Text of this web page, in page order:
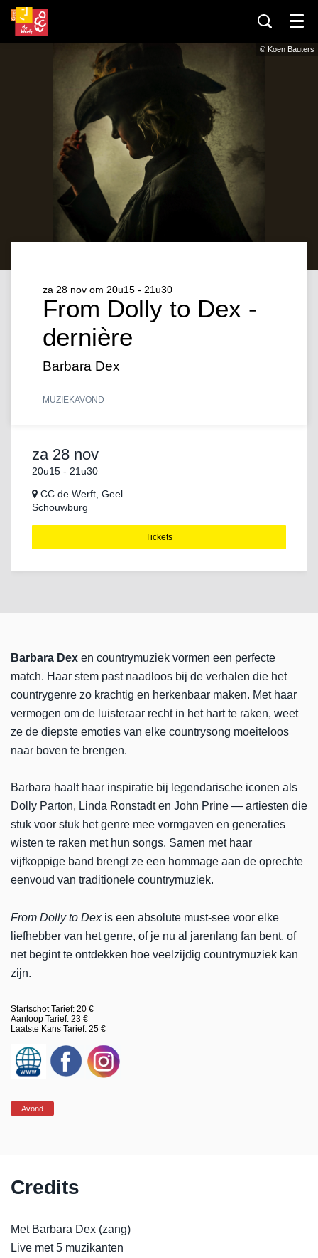
Menu
© Koen Bauters
From Dolly to Dex -
dernière
Barbara Dex
za 28 nov om 20u15 - 21u30
MUZIEKAVOND
za 28 nov
20u15 - 21u30
CC de Werft, Geel
Schouwburg
Tickets
Barbara Dex en countrymuziek vormen een perfecte
match. Haar stem past naadloos bij de verhalen die het
countrygenre zo krachtig en herkenbaar maken. Met haar
vermogen om de luisteraar recht in het hart te raken, weet
ze de diepste emoties van elke countrysong moeiteloos
naar boven te brengen.
Barbara haalt haar inspiratie bij legendarische iconen als
Dolly Parton, Linda Ronstadt en John Prine — artiesten die
stuk voor stuk het genre mee vormgaven en generaties
wisten te raken met hun songs. Samen met haar
vijfkoppige band brengt ze een hommage aan de oprechte
eenvoud van traditionele countrymuziek.
From Dolly to Dex is een absolute must-see voor elke
liefhebber van het genre, of je nu al jarenlang fan bent, of
net begint te ontdekken hoe veelzijdig countrymuziek kan
zijn.
Startschot Tarief: 20 €
Aanloop Tarief: 23 €
Laatste Kans Tarief: 25 €
Avond
Credits
Met Barbara Dex (zang)
Live met 5 muzikanten